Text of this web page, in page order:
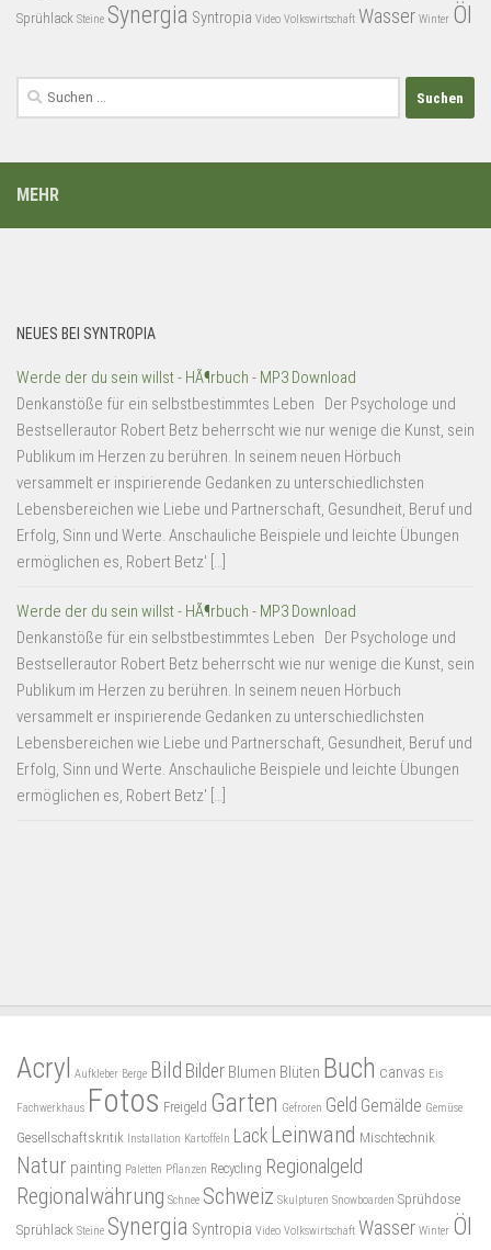
Sprühlack Steine Synergia Syntropia Video Volkswirtschaft Wasser Winter Öl
Suchen
nach:
MEHR
NEUES BEI SYNTROPIA
Werde der du sein willst - HÃ¶rbuch - MP3 Download
Denkanstöße für ein selbstbestimmtes Leben Der Psychologe und
Bestsellerautor Robert Betz beherrscht wie nur wenige die Kunst, sein
Publikum im Herzen zu berühren. In seinem neuen Hörbuch
versammelt er inspirierende Gedanken zu unterschiedlichsten
Lebensbereichen wie Liebe und Partnerschaft, Gesundheit, Beruf und
Erfolg, Sinn und Werte. Anschauliche Beispiele und leichte Übungen
ermöglichen es, Robert Betz' […]
Werde der du sein willst - HÃ¶rbuch - MP3 Download
Denkanstöße für ein selbstbestimmtes Leben Der Psychologe und
Bestsellerautor Robert Betz beherrscht wie nur wenige die Kunst, sein
Publikum im Herzen zu berühren. In seinem neuen Hörbuch
versammelt er inspirierende Gedanken zu unterschiedlichsten
Lebensbereichen wie Liebe und Partnerschaft, Gesundheit, Beruf und
Erfolg, Sinn und Werte. Anschauliche Beispiele und leichte Übungen
ermöglichen es, Robert Betz' […]
Acryl Aufkleber Berge Bild Bilder Blumen Blüten Buch canvas Eis
Fachwerkhaus Fotos Freigeld Garten Gefroren Geld Gemälde Gemüse
Gesellschaftskritik Installation Kartoffeln Lack Leinwand Mischtechnik
Natur painting Paletten Pflanzen Recycling Regionalgeld
Regionalwährung Schnee Schweiz Skulpturen Snowboarden Sprühdose
Sprühlack Steine Synergia Syntropia Video Volkswirtschaft Wasser Winter Öl